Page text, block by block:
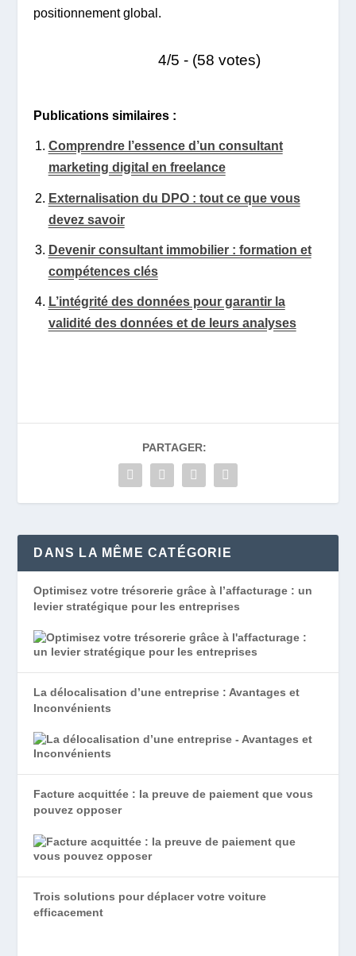
positionnement global.
4/5 - (58 votes)
Publications similaires :
Comprendre l’essence d’un consultant
marketing digital en freelance
Externalisation du DPO : tout ce que vous
devez savoir
Devenir consultant immobilier : formation et
compétences clés
L’intégrité des données pour garantir la
validité des données et de leurs analyses
PARTAGER:
DANS LA MÊME CATÉGORIE
Optimisez votre trésorerie grâce à l’affacturage : un
levier stratégique pour les entreprises
La délocalisation d’une entreprise : Avantages et
Inconvénients
Facture acquittée : la preuve de paiement que vous
pouvez opposer
Trois solutions pour déplacer votre voiture
efficacement